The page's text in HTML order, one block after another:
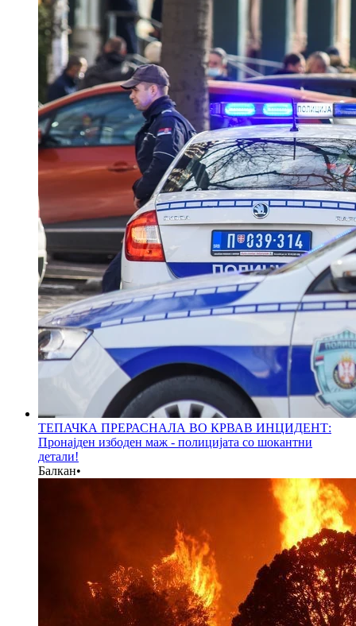
ТЕПАЧКА ПРЕРАСНАЛА ВО КРВАВ ИНЦИДЕНТ:
Пронајден избоден маж - полицијата со шокантни
детали!
Балкан•